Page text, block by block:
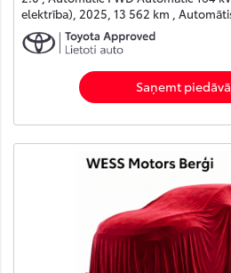
elektrība), 2025, 13 562 km ,
Saņemt